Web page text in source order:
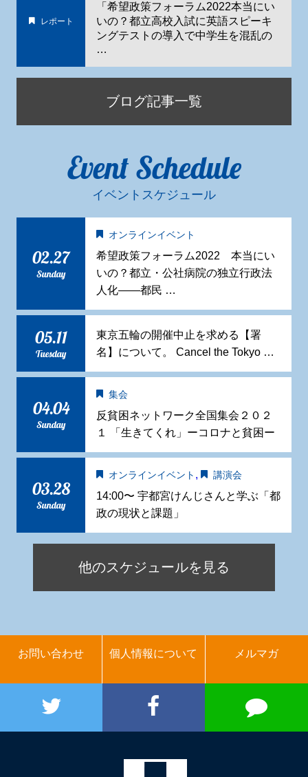
レポート
「希望政策フォーラム2022本当にい
いの？都立高校入試に英語スピーキ
ングテストの導入で中学生を混乱の
…
ブログ記事一覧
Event Schedule
イベントスケジュール
02.27
Sunday
オンラインイベント
希望政策フォーラム2022 本当にい
いの？都立・公社病院の独立行政法
人化——都民 …
05.11
Tuesday
東京五輪の開催中止を求める【署
名】について。 Cancel the Tokyo …
04.04
Sunday
集会
反貧困ネットワーク全国集会２０２
１ 「生きてくれ」ーコロナと貧困ー
03.28
Sunday
オンラインイベント , 講演会
14:00〜 宇都宮けんじさんと学ぶ「都
政の現状と課題」
他のスケジュールを見る
お問い合わせ 個人情報について メルマガ